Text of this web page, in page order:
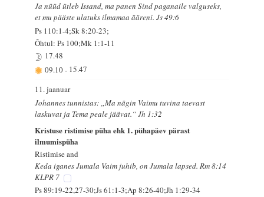
Ja nüüd ütleb Issand, ma panen Sind paganaile valguseks,
et mu pääste ulatuks ilmamaa ääreni. Js 49:6
Ps 110:1-4;Sk 8:20-23;
Õhtul: Ps 100;Mk 1:1-11
17.48
09.10- 15.47
11. jaanuar
Johannes tunnistas: „Ma nägin Vaimu tuvina taevast
laskuvat ja Tema peale jäävat.“ Jh 1:32
Kristuse ristimise püha ehk 1. pühapäev pärast
ilmumispüha
Ristimise and
Keda iganes Jumala Vaim juhib, on Jumala lapsed. Rm 8:14
KLPR 7
Ps 89:19-22,27-30;Js 61:1-3;Ap 8:26-40;Jh 1:29-34